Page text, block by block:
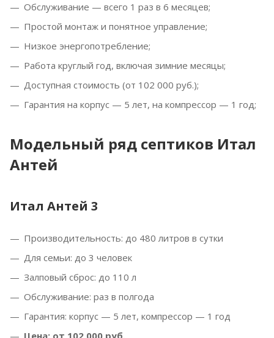
Обслуживание — всего 1 раз в 6 месяцев;
Простой монтаж и понятное управление;
Низкое энергопотребление;
Работа круглый год, включая зимние месяцы;
Доступная стоимость (от 102 000 руб.);
Гарантия на корпус — 5 лет, на компрессор — 1 год;
Модельный ряд септиков Итал
Антей
Итал Антей 3
Производительность: до 480 литров в сутки
Для семьи: до 3 человек
Залповый сброс: до 110 л
Обслуживание: раз в полгода
Гарантия: корпус — 5 лет, компрессор — 1 год
Цена: от 102 000 руб.